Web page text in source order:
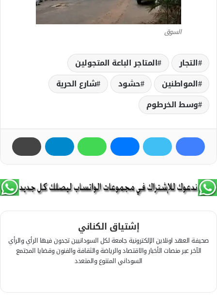
السوق
التجار
المتاجر الباعة المتجولين
المواطنين
حشود
شارع الحرية
وسط الخرطوم
إشتياق الكناني
صحيفة العهد اونلاين الإلكترونية جامعة لكل السودانيين تجدون فيها الرأي والرأي
الآخر عبر منصات الأخبار والاقتصاد والرياضة والثقافة والفنون وقضايا المجتمع
السوداني المتنوع والمتعدد